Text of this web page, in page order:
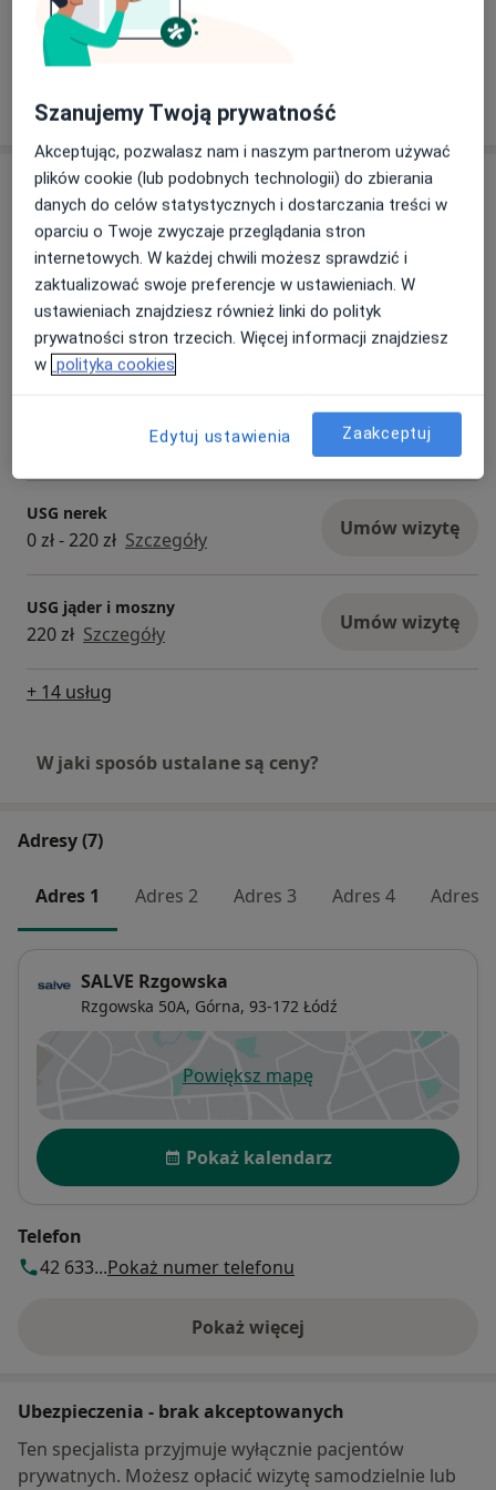
Zobacz galerię (1)
Pokaż więcejo doświadczeniu
Usługi i ceny
Konsultacja urologiczna
Od 240 zł Szczegóły Umów wizytę
Operacja stulejki
2 500 zł Szczegóły Umów wizytę
Szczegóły Umów wizytę
USG nerek
0 zł - 220 zł Szczegóły Umów wizytę
USG jąder i moszny
220 zł Szczegóły Umów wizytę
+ 14 usług
W jaki sposób ustalane są ceny?
Adresy (7)
Adres 1 Adres 2 Adres 3 Adres 4 Adres 5
SALVE Rzgowska
Rzgowska 50A, Górna, 93-172 Łódź
Powiększ mapęotwiera się w nowej karcie
Dostępność
Pokaż kalendarz
Telefon
42 633...Pokaż numer telefonu
Pokaż więcej
o adresie
Ubezpieczenia - brak akceptowanych
Ten specjalista przyjmuje wyłącznie pacjentów
prywatnych. Możesz opłacić wizytę samodzielnie lub
Szanujemy Twoją prywatność
Akceptując, pozwalasz nam i naszym partnerom używać
plików cookie (lub podobnych technologii) do zbierania
danych do celów statystycznych i dostarczania treści w
oparciu o Twoje zwyczaje przeglądania stron
internetowych. W każdej chwili możesz sprawdzić i
zaktualizować swoje preferencje w ustawieniach. W
ustawieniach znajdziesz również linki do polityk
prywatności stron trzecich. Więcej informacji znajdziesz
w polityka cookies
Edytuj ustawienia Zaakceptuj